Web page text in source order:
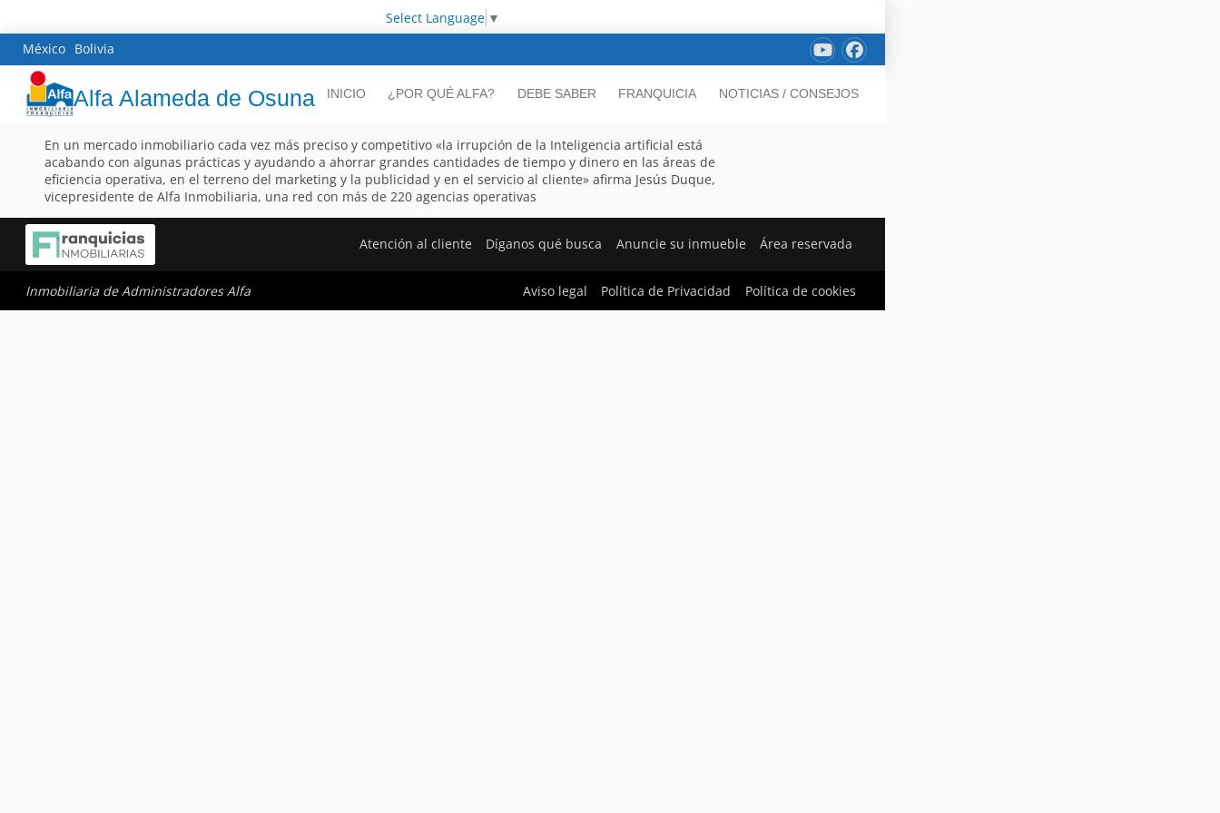
Select Language ▼
México Bolivia
Alfa Alameda de Osuna INICIO ¿POR QUÉ ALFA? DEBE SABER FRANQUICIA NOTICIAS / CONSEJOS
En un mercado inmobiliario cada vez más preciso y competitivo «la irrupción de la Inteligencia artificial está
acabando con algunas prácticas y ayudando a ahorrar grandes cantidades de tiempo y dinero en las áreas de
eficiencia operativa, en el terreno del marketing y la publicidad y en el servicio al cliente» afirma Jesús Duque,
vicepresidente de Alfa Inmobiliaria, una red con más de 220 agencias operativas
Atención al cliente Díganos qué busca Anuncie su inmueble Área reservada
Inmobiliaria de Administradores Alfa Aviso legal Política de Privacidad Política de cookies